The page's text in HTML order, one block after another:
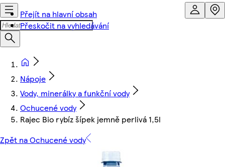
Přejít na hlavní obsah
Přeskočit na vyhledávání
Nápoje
Vody, minerálky a funkční vody
Ochucené vody
Rajec Bio rybíz šípek jemně perlivá 1,5l
Zpět na Ochucené vody